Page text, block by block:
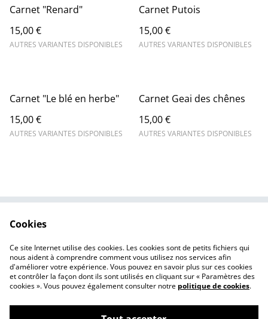
Carnet "Renard"
15,00 €
AUTRES VARIANTES DISPONIBLES
Carnet Putois
15,00 €
AUTRES VARIANTES DISPONIBLES
Carnet "Le blé en herbe"
15,00 €
AUTRES VARIANTES DISPONIBLES
Carnet Geai des chênes
15,00 €
AUTRES VARIANTES DISPONIBLES
Politique de
confidentialité
Cookies
Cookies
Ce site Internet utilise des cookies. Les cookies sont de petits fichiers qui
nous aident à comprendre comment vous utilisez nos services afin
d'améliorer votre expérience. Vous pouvez en savoir plus sur ces cookies
et contrôler la façon dont ils sont utilisés en cliquant sur « Paramètres des
cookies ». Vous pouvez également consulter notre politique de cookies.